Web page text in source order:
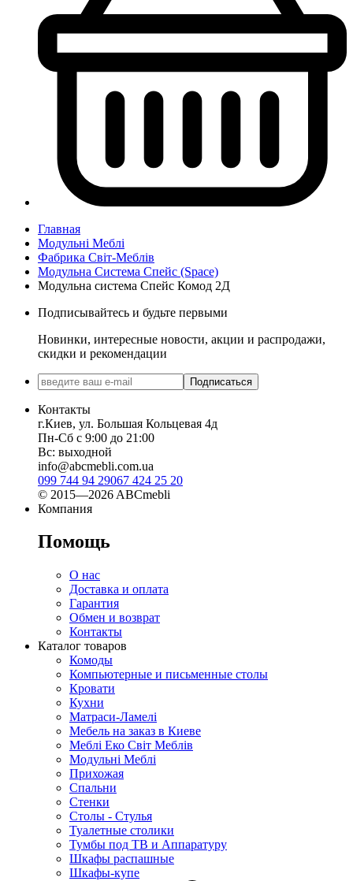
Главная
Модульні Меблі
Фабрика Світ-Меблів
Модульна Cистема Спейс (Space)
Модульна система Спейс Комод 2Д
Подписывайтесь и будьте первыми
Новинки, интересные новости, акции и распродажи,
скидки и рекомендации
Подписаться
Контакты
г.Киев, ул. Большая Кольцевая 4д
Пн-Сб с 9:00 до 21:00
Вс: выходной
info@abcmebli.com.ua
099 744 94 29067 424 25 20
© 2015—2026 ABCmebli
Компания
Помощь
О нас
Доставка и оплата
Гарантия
Обмен и возврат
Контакты
Каталог товаров
Комоды
Компьютерные и письменные столы
Кровати
Кухни
Матраси-Ламелі
Мебель на заказ в Киеве
Меблі Еко Світ Меблів
Модульні Меблі
Прихожая
Спальни
Стенки
Столы - Стулья
Туалетные столики
Тумбы под ТВ и Аппаратуру
Шкафы распашные
Шкафы-купе